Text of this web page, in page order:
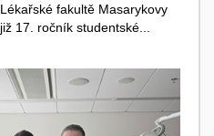
fakultě Masarykovy
17. ročník studentské...